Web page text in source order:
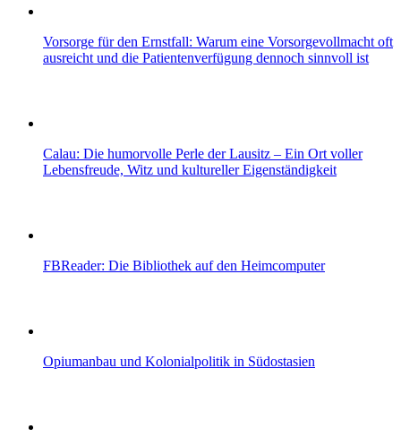
Vorsorge für den Ernstfall: Warum eine Vorsorgevollmacht oft
ausreicht und die Patientenverfügung dennoch sinnvoll ist
Calau: Die humorvolle Perle der Lausitz – Ein Ort voller
Lebensfreude, Witz und kultureller Eigenständigkeit
FBReader: Die Bibliothek auf den Heimcomputer
Opiumanbau und Kolonialpolitik in Südostasien